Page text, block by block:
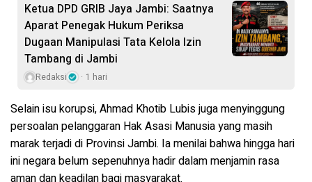
Ketua DPD GRIB Jaya Jambi: Saatnya
Aparat Penegak Hukum Periksa
Dugaan Manipulasi Tata Kelola Izin
Tambang di Jambi
Redaksi 1 hari
Selain isu korupsi, Ahmad Khotib Lubis juga menyinggung
persoalan pelanggaran Hak Asasi Manusia yang masih
marak terjadi di Provinsi Jambi. Ia menilai bahwa hingga hari
ini negara belum sepenuhnya hadir dalam menjamin rasa
aman dan keadilan bagi masyarakat.